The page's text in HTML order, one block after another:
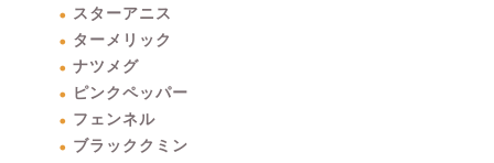
スターアニス
ターメリック
ナツメグ
ピンクペッパー
フェンネル
ブラッククミン